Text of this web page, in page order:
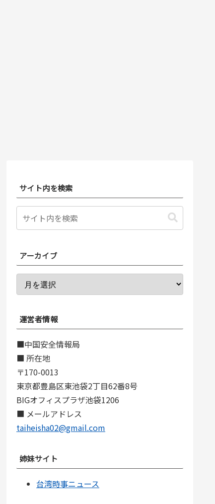
サイト内を検索
アーカイブ
運営者情報
■中国安全情報局
■ 所在地
〒170-0013
東京都豊島区東池袋2丁目62番8号
BIGオフィスプラザ池袋1206
■ メールアドレス
taiheisha02@gmail.com
姉妹サイト
台湾時事ニュース